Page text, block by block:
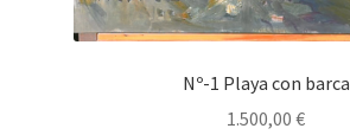
Nº-1 Playa con barca
1.500,00 €